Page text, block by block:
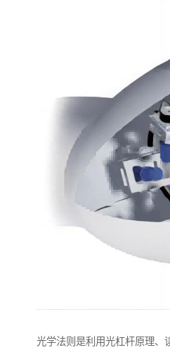
光学法则是利用光杠杆原理、